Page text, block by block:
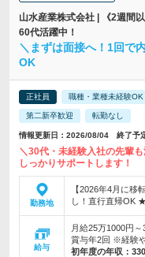
山水産業株式会社 | 《2週間
60代活躍中！
＼まずは面接へ！1回で
OK
正社員 職種・業種未経験OK
第二新卒歓迎 転勤なし
情報更新日：2026/08/04 終了予
＼30代・未経験入社の先輩
しっかりサポートします！
勤務地
【2026年4月に
し！直行直帰OK
給与
月給25万1000円
賞与年2回 ※経験
初年度の年収：